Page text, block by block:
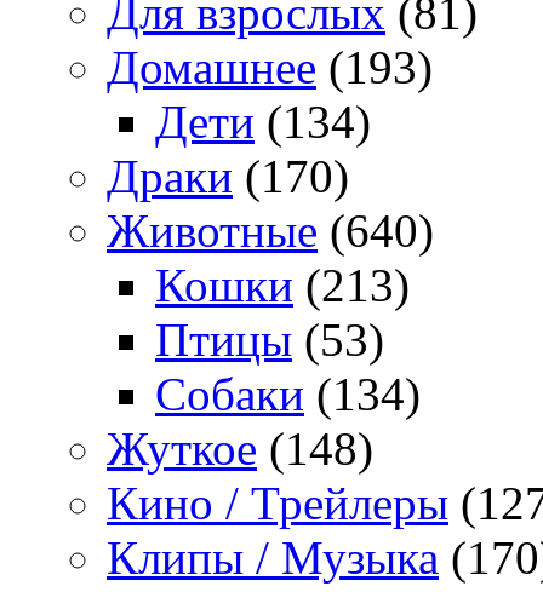
Для взрослых (81)
Домашнее (193)
Дети (134)
Драки (170)
Животные (640)
Кошки (213)
Птицы (53)
Собаки (134)
Жуткое (148)
Кино / Трейлеры
Клипы / Музыка